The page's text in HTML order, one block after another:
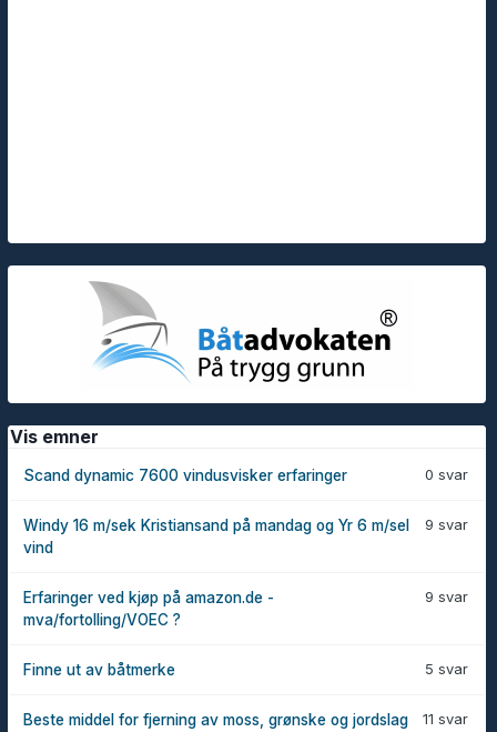
Vis emner
0 svar
Scand dynamic 7600 vindusvisker erfaringer
9 svar
Windy 16 m/sek Kristiansand på mandag og Yr 6 m/sel
vind
9 svar
Erfaringer ved kjøp på amazon.de -
mva/fortolling/VOEC ?
5 svar
Finne ut av båtmerke
11 svar
Beste middel for fjerning av moss, grønske og jordslag